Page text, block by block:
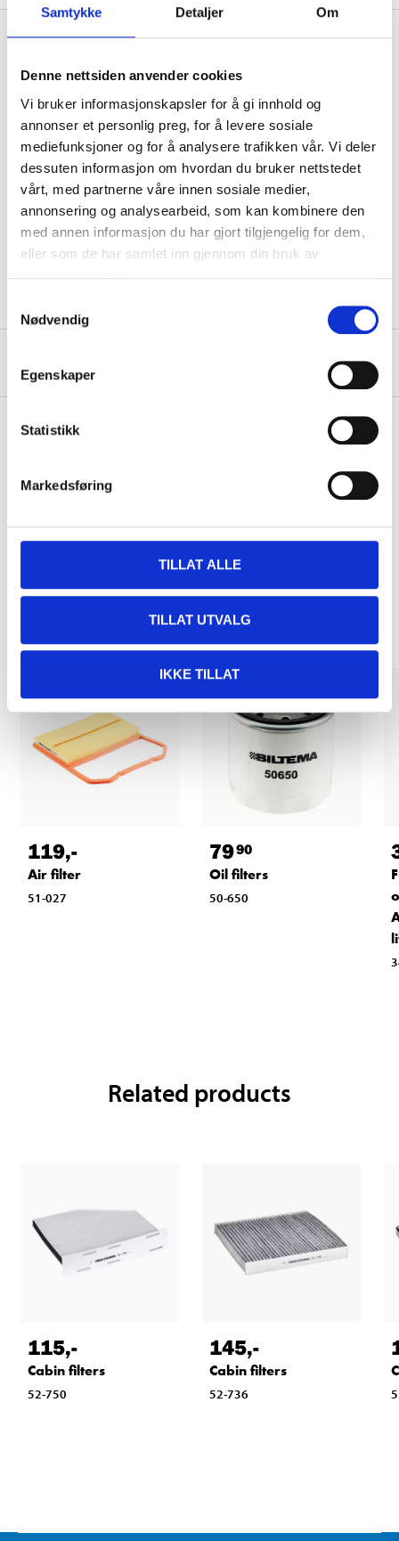
Samtykke Detaljer Om
Denne nettsiden anvender cookies
Vi bruker informasjonskapsler for å gi innhold og
annonser et personlig preg, for å levere sosiale
mediefunksjoner og for å analysere trafikken vår. Vi deler
dessuten informasjon om hvordan du bruker nettstedet
vårt, med partnerne våre innen sosiale medier,
annonsering og analysearbeid, som kan kombinere den
med annen informasjon du har gjort tilgjengelig for dem,
eller som de har samlet inn gjennom din bruk av
Nødvendig
Egenskaper
Statistikk
Markedsføring
TILLAT ALLE
TILLAT UTVALG
IKKE TILLAT
Description
Technical specifications
Length
255 mm
Height
35 mm
Shape
Rectangular
Pay & Collect in your local store within 2 hours!
Other customers also bought
119,-
Air filter
51-027
7990
Oil filters
50-650
Related products
115,-
Cabin filters
52-750
145,-
Cabin filters
52-736